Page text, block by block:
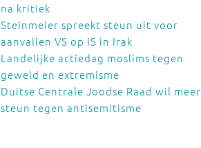
na kritiek
Steinmeier spreekt steun uit voor
aanvallen VS op IS in Irak
Landelijke actiedag moslims tegen
geweld en extremisme
Duitse Centrale Joodse Raad wil meer
steun tegen antisemitisme